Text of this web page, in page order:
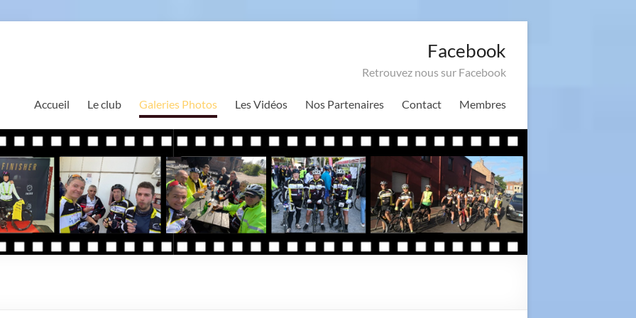
Facebook
Retrouvez nous sur Facebook
Accueil Le club Galeries Photos Les Vidéos Nos Partenaires Contact Membres